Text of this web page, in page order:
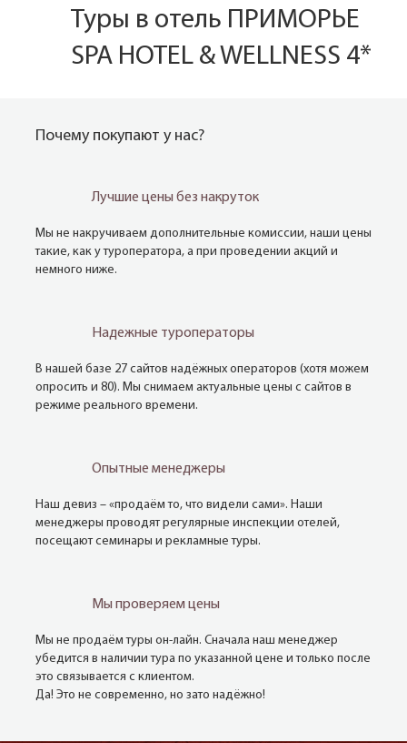
Туры в отель ПРИМОРЬЕ
SPA HOTEL & WELLNESS 4*
Почему покупают у нас?
Лучшие цены без накруток
Мы не накручиваем дополнительные комиссии, наши цены
такие, как у туроператора, а при проведении акций и
немного ниже.
Надежные туроператоры
В нашей базе 27 сайтов надёжных операторов (хотя можем
опросить и 80). Мы снимаем актуальные цены с сайтов в
режиме реального времени.
Опытные менеджеры
Наш девиз – «продаём то, что видели сами». Наши
менеджеры проводят регулярные инспекции отелей,
посещают семинары и рекламные туры.
Мы проверяем цены
Мы не продаём туры он-лайн. Сначала наш менеджер
убедится в наличии тура по указанной цене и только после
это связывается с клиентом.
Да! Это не современно, но зато надёжно!